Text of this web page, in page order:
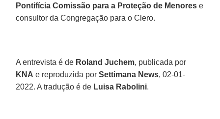
Pontifícia Comissão para a Proteção de Menores e
consultor da Congregação para o Clero.
A entrevista é de Roland Juchem, publicada por
KNA e reproduzida porSettimana News, 02-01-
2022. A tradução é de Luisa Rabolini.